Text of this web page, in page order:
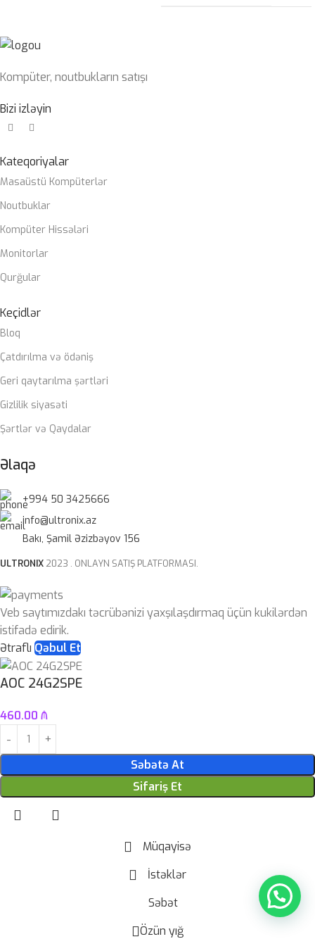
Kompüter, noutbukların satışı
Bizi izləyin
Kateqoriyalar
Masaüstü Kompüterlər
Noutbuklar
Kompüter Hissələri
Monitorlar
Qurğular
Keçidlər
Bloq
Çatdırılma və ödəniş
Geri qaytarılma şərtləri
Gizlilik siyasəti
Şərtlər və Qaydalar
Əlaqə
+994 50 3425666
info@ultronix.az
Bakı, Şamil Əzizbəyov 156
ULTRONIX 2023 . ONLAYN SATIŞ PLATFORMASI.
Veb saytımızdakı təcrübənizi yaxşılaşdırmaq üçün kukilərdən
istifadə edirik.
Ətraflı Qəbul Et
AOC 24G2SPE
460.00 ₼
Səbətə At
Sifariş Et
Müqayisə
İstəklər
Səbət
Özün yığ